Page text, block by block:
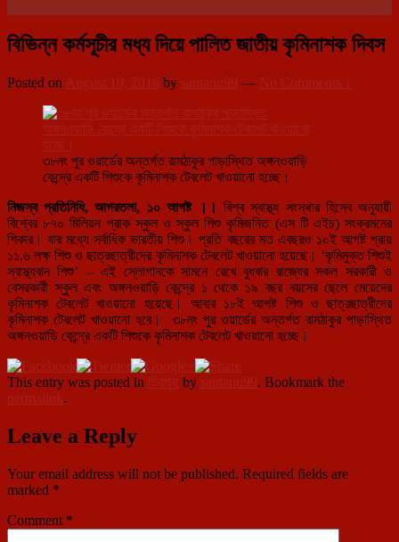
বিভিন্ন কর্মসূচীর মধ্য দিয়ে পালিত জাতীয় কৃমিনাশক দিবস
Posted on August 10, 2016 by santanu99 — No Comments ↓
৩৮নং পুর ওয়ার্ডের অন্তর্গত রামঠাকুর পাড়াস্থিত অঙ্গনওয়াড়ি
কেন্দ্রে একটি শিশুকে কৃমিনাশক টেবলেট খাওয়ানো হচ্ছে।
নিজস্ব প্রতিনিধি, আগরতলা, ১০ আগষ্ট
।।
বিশ্ব স্বাস্থ্য সংস্থার হিসেব অনুযায়ী
বিশ্বের ৮৭০ মিলিয়ন প্রাক স্কুল ও স্কুল শিশু কৃমিজনিত (এস টি এইচ) সংক্রমনের
শিকার। যার মধ্যে সর্বাধিক ভারতীয় শিশু। প্রতি বছরের মত এবছরও ১০ই আগষ্ট প্রায়
১১.৬ লক্ষ শিশু ও ছাত্রছাত্রীদের কৃমিনাশক টেবলেট খাওয়ানো হয়েছে। ‘কৃমিমুক্ত শিশুই
স্বাস্থ্যবান শিশু’ – এই স্লোগানকে সামনে রেখে বুধবার রাজ্যের সকল সরকারী ও
বেসরকারী স্কুল এবং অঙ্গনওয়াড়ি কেন্দ্রে ১ থেকে ১৯ বছর বয়সের ছেলে মেয়েদের
কৃমিনাশক টেবলেট খাওয়ানো হয়েছে। আবার ১৮ই আগষ্ট শিশু ও ছাত্রছাত্রীদের
কৃমিনাশক টেবলেট খাওয়ানো হবে। ৩৮নং পুর ওয়ার্ডের অন্তর্গত রামঠাকুর পাড়াস্থিত
অঙ্গনওয়াড়ি কেন্দ্রে একটি শিশুকে কৃমিনাশক টেবলেট খাওয়ানো হচ্ছে।
This entry was posted in ত্রিপুরা by santanu99. Bookmark the
permalink.
Leave a Reply
Your email address will not be published. Required fields are
marked *
Comment *